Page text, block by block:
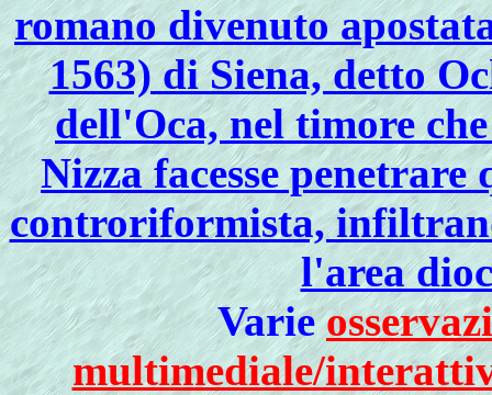
romano divenuto
1563) di Siena, detto
dell'Oca, nel timore
Nizza facesse
controriformista,
l'area
Varie
multimediale/